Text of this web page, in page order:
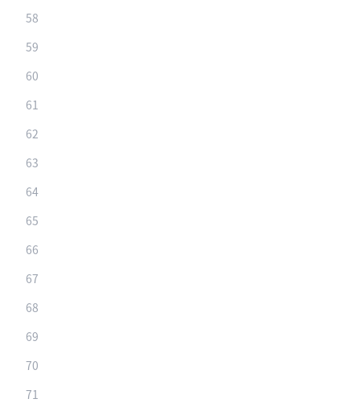
58
59
60
61
62
63
64
65
66
67
68
69
70
71